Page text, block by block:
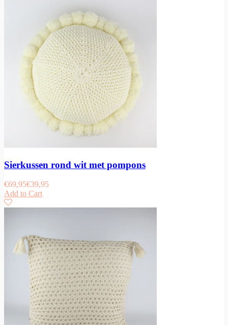
Sierkussen rond wit met pompons
€69,95€39,95
Add to Cart